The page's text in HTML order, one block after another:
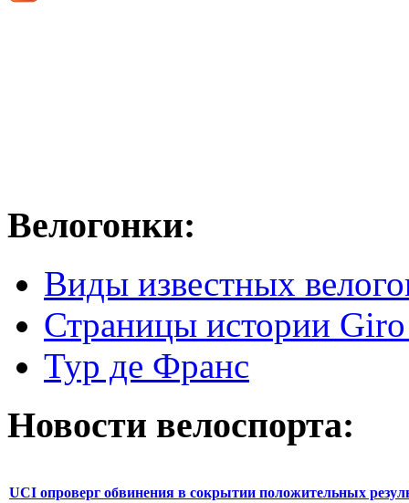
Велогонки:
Виды известных
Страницы истории
Тур де Франс
Новости велоспорта:
UCI опроверг обвинения в сокрытии положительных